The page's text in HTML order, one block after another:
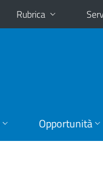
Rubrica
Opportunità